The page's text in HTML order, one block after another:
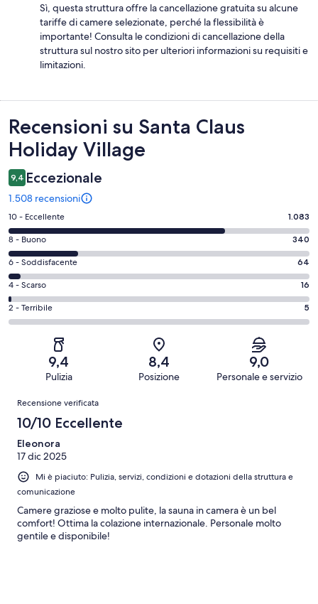
Sì, questa struttura offre la cancellazione gratuita su alcune
tariffe di camere selezionate, perché la flessibilità è
importante! Consulta le condizioni di cancellazione della
struttura sul nostro sito per ulteriori informazioni su requisiti e
limitazioni.
Recensioni
Recensioni su Santa Claus
Holiday Village
9,4 Eccezionale
1.508 recensioni
Valutazione
di
10
-
Eccellente.
1083
su
1508
recensioni
10 - Eccellente 1.083
Valutazione
di
8
-
Buono.
340
su
recensioni
8 - Buono 340
Valutazione
di
6
-
Soddisfacente.
recensioni
6 - Soddisfacente 64
Valutazione
di
4
recensioni
4 - Scarso 16
Valutazione
di
Terribile.
su
recensioni
2 - Terribile 5
9,4
Pulizia
8,4
Posizione
9,0
Personale e servizio
Recensioni
Recensione verificata
10/10 Eccellente
Eleonora
17 dic 2025
Mi è piaciuto: Pulizia, servizi, condizioni e dotazioni della struttura e
comunicazione
Camere graziose e molto pulite, la sauna in camera è un bel
comfort! Ottima la colazione internazionale. Personale molto
gentile e disponibile!